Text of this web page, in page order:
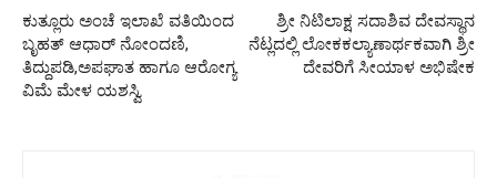
ಕುತ್ಲೂರು ಅಂಚೆ ಇಲಾಖೆ ವತಿಯಿಂದ
ಬೃಹತ್ ಆಧಾರ್ ನೋಂದಣಿ,
ತಿದ್ದುಪಡಿ,ಅಪಘಾತ ಹಾಗೂ ಆರೋಗ್ಯ
ವಿಮೆ ಮೇಳ ಯಶಸ್ವಿ
ಶ್ರೀ ನಿಟಿಲಾಕ್ಷ ಸದಾಶಿವ ದೇವಸ್ಥಾನ
ನೆಟ್ಲದಲ್ಲಿ ಲೋಕಕಲ್ಯಾಣಾರ್ಥಕವಾಗಿ ಶ್ರೀ
ದೇವರಿಗೆ ಸೀಯಾಳ ಅಭಿಷೇಕ